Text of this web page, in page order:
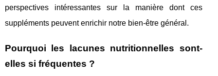
perspectives intéressantes sur la manière dont ces
suppléments peuvent enrichir notre bien-être général.
Pourquoi les lacunes nutritionnelles sont-
elles si fréquentes ?